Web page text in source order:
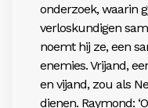
onderzoek, waarin
verloskundigen
noemt hij ze, een
enemies. Vrijand,
en vijand, zou als
dienen. Raymond: